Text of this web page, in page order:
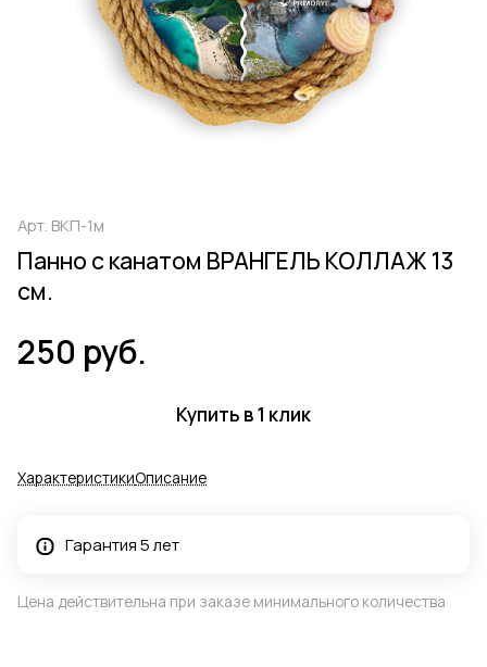
Арт. ВКП-1м
Панно с канатом ВРАНГЕЛЬ КОЛЛАЖ 13
см.
250 руб.
Купить в 1 клик
ХарактеристикиОписание
Гарантия 5 лет
Цена действительна при заказе минимального количества